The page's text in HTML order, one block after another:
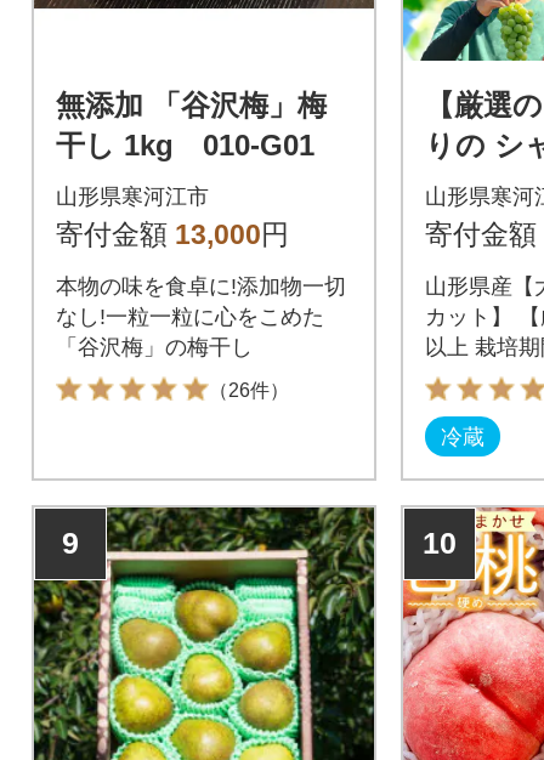
無添加 「谷沢梅」梅
干し 1kg 010-G01
山形県寒河江市
寄付金額 13,000円
本物の味を食卓に!添加物一切
なし!一粒一粒に心をこめた
「谷沢梅」の梅干し
（26件）
【厳選
りの シ
ット
産 9月
山形県寒河
寄付金額
山形県産【
カット】
以上 栽培
草剤不使用
冷蔵
9 10